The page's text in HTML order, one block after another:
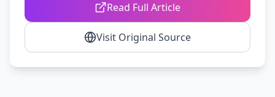
Read Full Article
Visit Original Source